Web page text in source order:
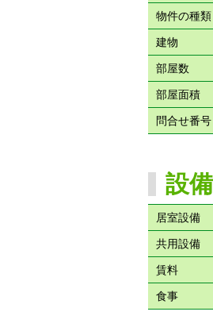
物件の種類
建物
部屋数
部屋面積
問合せ番号
設
居室設備
共用設備
賃料
食事